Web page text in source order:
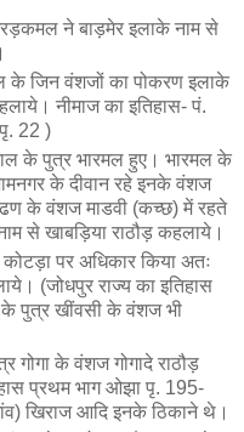
ने बाड़मेर इलाके नाम से
के जिन वंशजों का पोकरण इलाके
नीमाज का इतिहास- पं.
22 )
के पुत्र भारमल हुए। भारमल के
के दीवान रहे इनके वंशज
के वंशज माडवी (कच्छ) में रहते
से खाबड़िया राठौड़ कहलाये।
पर अधिकार किया अतः
(जोधपुर राज्य का इतिहास
पुत्र खींवसी के वंशज भी
गोगा के वंशज गोगादे राठौड़
प्रथम भाग ओझा पृ. 195-
खिराज आदि इनके ठिकाने थे।